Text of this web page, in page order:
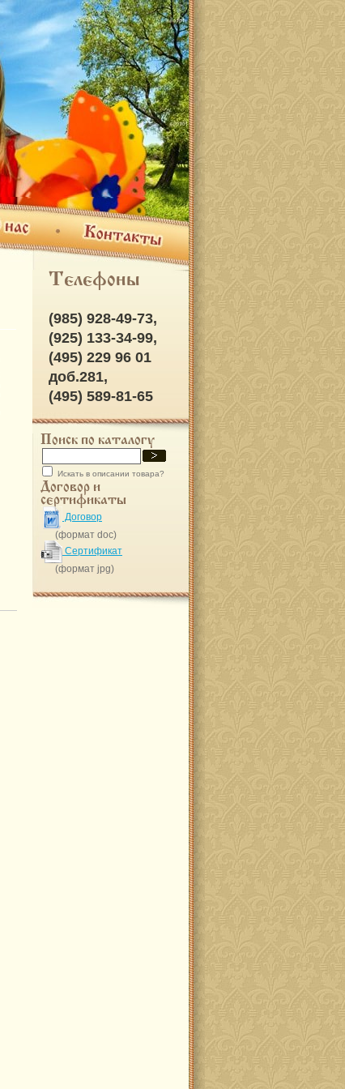
Контакты
Телефоны
(985) 928-49-73,
(925) 133-34-99,
(495) 229 96 01
доб.281,
(495) 589-81-65
Поиск по каталогу
Искать в описании товара?
Договор и
сертификаты
Договор
(формат doc)
Сертификат
(формат jpg)